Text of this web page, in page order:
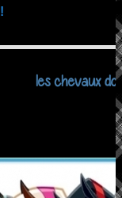
les chevaux